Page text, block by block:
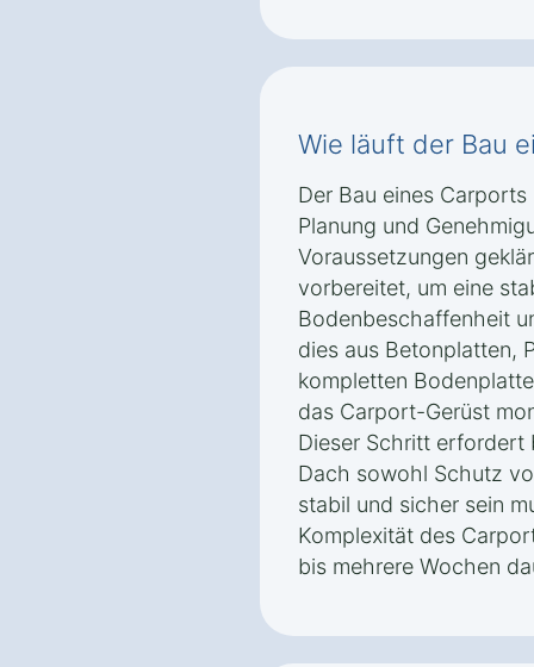
Wie läuft der Bau
Der Bau eines
Planung und
Voraussetzungen
vorbereitet, um eine
Bodenbeschaffenheit
dies aus Betonplatten,
kompletten
das Carport-Gerüst
Dieser Schritt erfordert
Dach sowohl Schutz
stabil und sicher sein
Komplexität des
bis mehrere Wochen